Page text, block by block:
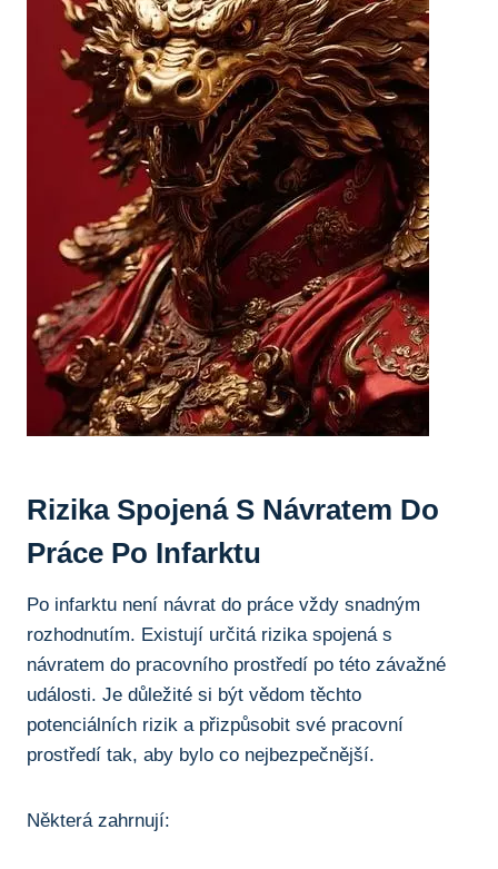
Rizika Spojená S Návratem Do
Práce Po Infarktu
Po infarktu není návrat do práce vždy snadným
rozhodnutím. Existují určitá rizika spojená s
návratem do pracovního prostředí po této závažné
události. Je důležité si být vědom těchto
potenciálních rizik a přizpůsobit své pracovní
prostředí tak, aby bylo co nejbezpečnější.
Některá zahrnují: